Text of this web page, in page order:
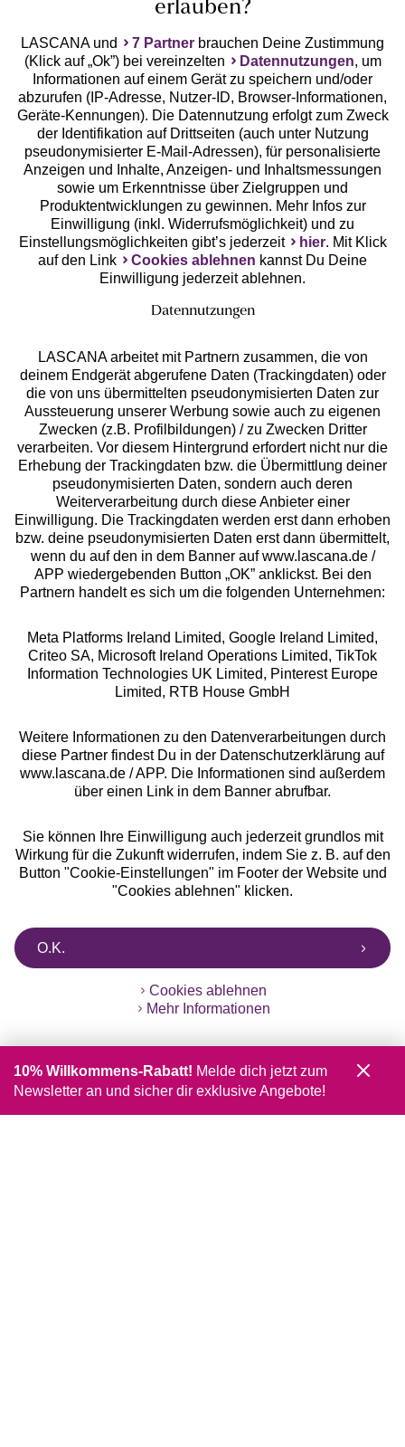
Geprüfte Sicherheit
Unsere Apps
Services
Beratung
Über uns
Rechtliches
Alle Preise inkl. MwSt., zzgl.
Versandkosten
** Bonität vorausgesetzt, berechtigt zur Bonitätsprüfung
erlauben?
LASCANA und 7 Partner brauchen Deine Zustimmung
(Klick auf „Ok”) bei vereinzelten
Datennutzungen, um
Informationen auf einem Gerät zu speichern und/oder
abzurufen (IP-Adresse, Nutzer-ID, Browser-Informationen,
Geräte-Kennungen). Die Datennutzung erfolgt zum Zweck
der Identifikation auf Drittseiten (auch unter Nutzung
pseudonymisierter E-Mail-Adressen), für personalisierte
Anzeigen und Inhalte, Anzeigen- und Inhaltsmessungen
sowie um Erkenntnisse über Zielgruppen und
Produktentwicklungen zu gewinnen. Mehr Infos zur
Einwilligung (inkl. Widerrufsmöglichkeit) und zu
Einstellungsmöglichkeiten gibt’s jederzeit
hier. Mit Klick
auf den Link
Cookies ablehnen kannst Du Deine
Einwilligung jederzeit ablehnen.
Datennutzungen
LASCANA arbeitet mit Partnern zusammen, die von
deinem Endgerät abgerufene Daten (Trackingdaten) oder
die von uns übermittelten pseudonymisierten Daten zur
Aussteuerung unserer Werbung sowie auch zu eigenen
Zwecken (z.B. Profilbildungen) / zu Zwecken Dritter
verarbeiten. Vor diesem Hintergrund erfordert nicht nur die
Erhebung der Trackingdaten bzw. die Übermittlung deiner
pseudonymisierten Daten, sondern auch deren
Weiterverarbeitung durch diese Anbieter einer
Einwilligung. Die Trackingdaten werden erst dann erhoben
bzw. deine pseudonymisierten Daten erst dann übermittelt,
wenn du auf den in dem Banner auf www.lascana.de /
APP wiedergebenden Button „OK” anklickst. Bei den
Partnern handelt es sich um die folgenden Unternehmen:
Meta Platforms Ireland Limited, Google Ireland Limited,
Criteo SA, Microsoft Ireland Operations Limited, TikTok
Information Technologies UK Limited, Pinterest Europe
Limited, RTB House GmbH
Weitere Informationen zu den Datenverarbeitungen durch
diese Partner findest Du in der Datenschutzerklärung auf
www.lascana.de / APP. Die Informationen sind außerdem
über einen Link in dem Banner abrufbar.
Sie können Ihre Einwilligung auch jederzeit grundlos mit
Wirkung für die Zukunft widerrufen, indem Sie z. B. auf den
Button "Cookie-Einstellungen" im Footer der Website und
"Cookies ablehnen" klicken.
O.K.
Cookies ablehnen
Mehr Informationen
10% Willkommens-Rabatt! Melde dich jetzt zum
Newsletter an und sicher dir exklusive Angebote!